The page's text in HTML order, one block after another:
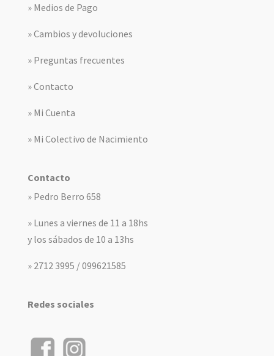
» Medios de Pago
» Cambios y devoluciones
» Preguntas frecuentes
» Contacto
» Mi Cuenta
» Mi Colectivo de Nacimiento
Contacto
» Pedro Berro 658
» Lunes a viernes de 11 a 18hs
y los sábados de 10 a 13hs
» 2712 3995 / 099621585
Redes sociales